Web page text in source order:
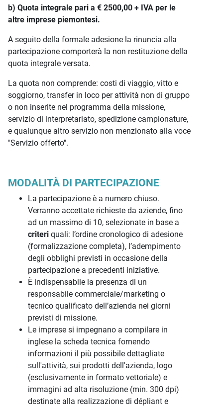
b) Quota integrale pari a € 2500,00 + IVA per le
altre imprese piemontesi.
A seguito della formale adesione la rinuncia alla
partecipazione comporterà la non restituzione della
quota integrale versata.
La quota non comprende: costi di viaggio, vitto e
soggiorno, transfer in loco per attività non di gruppo
o non inserite nel programma della missione,
servizio di interpretariato, spedizione campionature,
e qualunque altro servizio non menzionato alla voce
"Servizio offerto".
MODALITÀ DI PARTECIPAZIONE
La partecipazione è a numero chiuso.
Verranno accettate richieste da aziende, fino
ad un massimo di 10, selezionate in base a
criteri quali: l’ordine cronologico di adesione
(formalizzazione completa), l’adempimento
degli obblighi previsti in occasione della
partecipazione a precedenti iniziative.
È indispensabile la presenza di un
responsabile commerciale/marketing o
tecnico qualificato dell’azienda nei giorni
previsti di missione.
Le imprese si impegnano a compilare in
inglese la scheda tecnica fornendo
informazioni il più possibile dettagliate
sull'attività, sui prodotti dell'azienda, logo
(esclusivamente in formato vettoriale) e
immagini ad alta risoluzione (min. 300 dpi)
destinate alla realizzazione di dépliant e